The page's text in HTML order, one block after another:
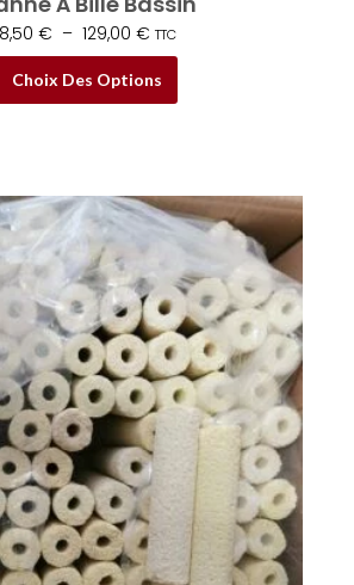
8,50 € – 129,00 € TTC
Choix Des Options